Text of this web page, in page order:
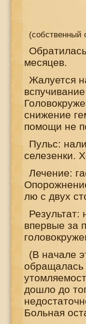
(собственный
месяцев.
Жалуется
снижение
помощи не
Пульс:
селезенки.
Лечение:
лю с двух
впервые за
(В начале
обращалась
дошло до
Больная